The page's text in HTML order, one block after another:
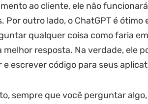
ao cliente, ele não
Por outro lado, o ChatGPT é ótimo
qualquer coisa como faria
melhor resposta. Na verdade, ele
e escrever código para seus
sempre que você perguntar